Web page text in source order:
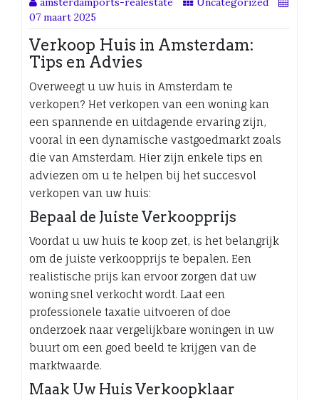
07 maart 2025
Verkoop Huis in Amsterdam:
Tips en Advies
Overweegt u uw huis in Amsterdam te
verkopen? Het verkopen van een woning kan
een spannende en uitdagende ervaring zijn,
vooral in een dynamische vastgoedmarkt zoals
die van Amsterdam. Hier zijn enkele tips en
adviezen om u te helpen bij het succesvol
verkopen van uw huis:
Bepaal de Juiste Verkoopprijs
Voordat u uw huis te koop zet, is het belangrijk
om de juiste verkoopprijs te bepalen. Een
realistische prijs kan ervoor zorgen dat uw
woning snel verkocht wordt. Laat een
professionele taxatie uitvoeren of doe
onderzoek naar vergelijkbare woningen in uw
buurt om een goed beeld te krijgen van de
marktwaarde.
Maak Uw Huis Verkoopklaar